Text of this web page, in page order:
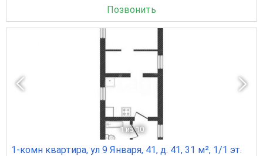
Позвонить
1 из 10
1-комн квартира, ул 9 Января, 41, д. 41, 31 м², 1/1 эт.